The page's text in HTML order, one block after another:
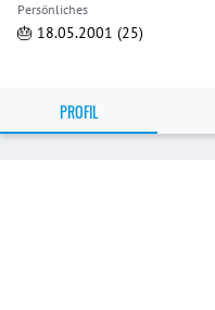
Persönliches
🎂 18.05.2001 (25)
PROFIL